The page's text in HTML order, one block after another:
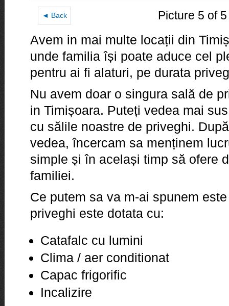
◄ Back Picture 5 of 5
Avem in mai multe locații din
unde familia își poate aduce cel
pentru ai fi alaturi, pe durata
Nu avem doar o singura sală de
in Timișoara. Puteți vedea mai
cu sălile noastre de priveghi.
vedea, încercam sa menținem
simple și în același timp să ofere
familiei.
Ce putem sa va m-ai spunem
priveghi este dotata cu:
Catafalc cu lumini
Clima / aer conditionat
Capac frigorific
Incalizire